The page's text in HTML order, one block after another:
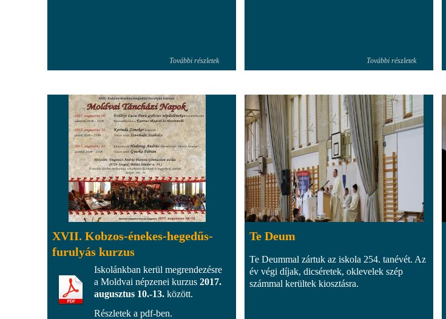
További részletek További részletek
XVII. Kobzos-énekes-hegedűs-
furulyás kurzus
Iskolánkban kerül megrendezésre
a Moldvai népzenei kurzus 2017.
augusztus 10.-13. között.
Részletek a pdf-ben.
Te Deum
Te Deummal zártuk az iskola 254. tanévét. Az
év végi díjak, dicséretek, oklevelek szép
számmal kerültek kiosztásra.